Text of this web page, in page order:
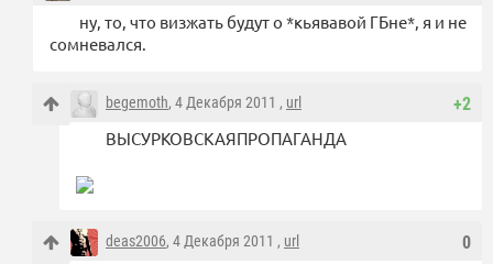
ну, то, что визжать будут о *кьявавой ГБне*, я и не
сомневался.
+2
begemoth, 4 Декабря 2011 , url
ВЫСУРКОВСКАЯПРОПАГАНДА
0
deas2006, 4 Декабря 2011 , url